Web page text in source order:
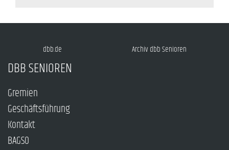
dbb.de Archiv dbb Senioren
DBB SENIOREN
Gremien
Geschäftsführung
Kontakt
BAGSO